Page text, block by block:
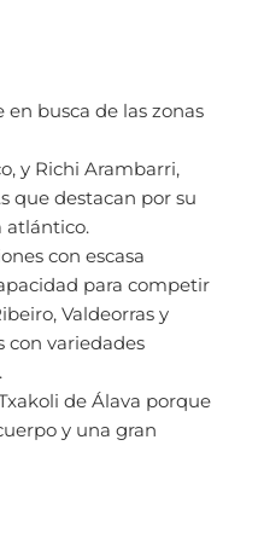
busca de las zonas
y Richi Arambarri,
que destacan por su
atlántico.
con escasa
para competir
Valdeorras y
con variedades
de Álava porque
y una gran